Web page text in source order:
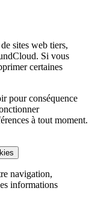
sites web tiers,
Si vous
certaines
pour conséquence
à tout moment.
navigation,
informations